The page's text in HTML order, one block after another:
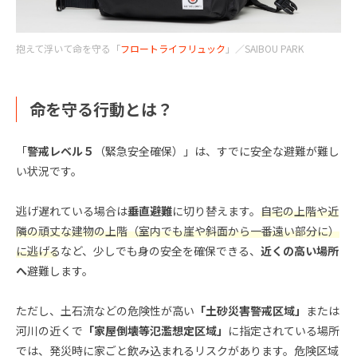
抱えて浮いて命を守る「フロートライフリュック 」／SAIBOU PARK
命を守る行動とは？
「警戒レベル５
（緊急安全確保）」は、すでに安全な避難が難し
い状況です。
逃げ遅れている場合は垂直避難に切り替えます。 自宅の上階や近
隣の頑丈な建物の上階（室内でも崖や斜面から一番遠い部分に）
に逃げるなど、少しでも身の安全を確保できる、 近くの高い場所
へ避難します。
ただし、土石流などの危険性が高い 「土砂災害警戒区域」 または
河川の近くで 「家屋倒壊等氾濫想定区域」 に指定されている場所
では、発災時に家ごと飲み込まれるリスクがあります。危険区域